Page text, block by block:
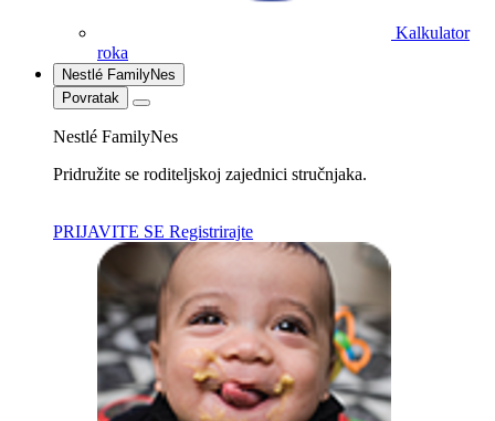
Kalkulator
roka
Nestlé FamilyNes
Povratak
Nestlé FamilyNes
Pridružite se roditeljskoj zajednici stručnjaka.
PRIJAVITE SE Registrirajte